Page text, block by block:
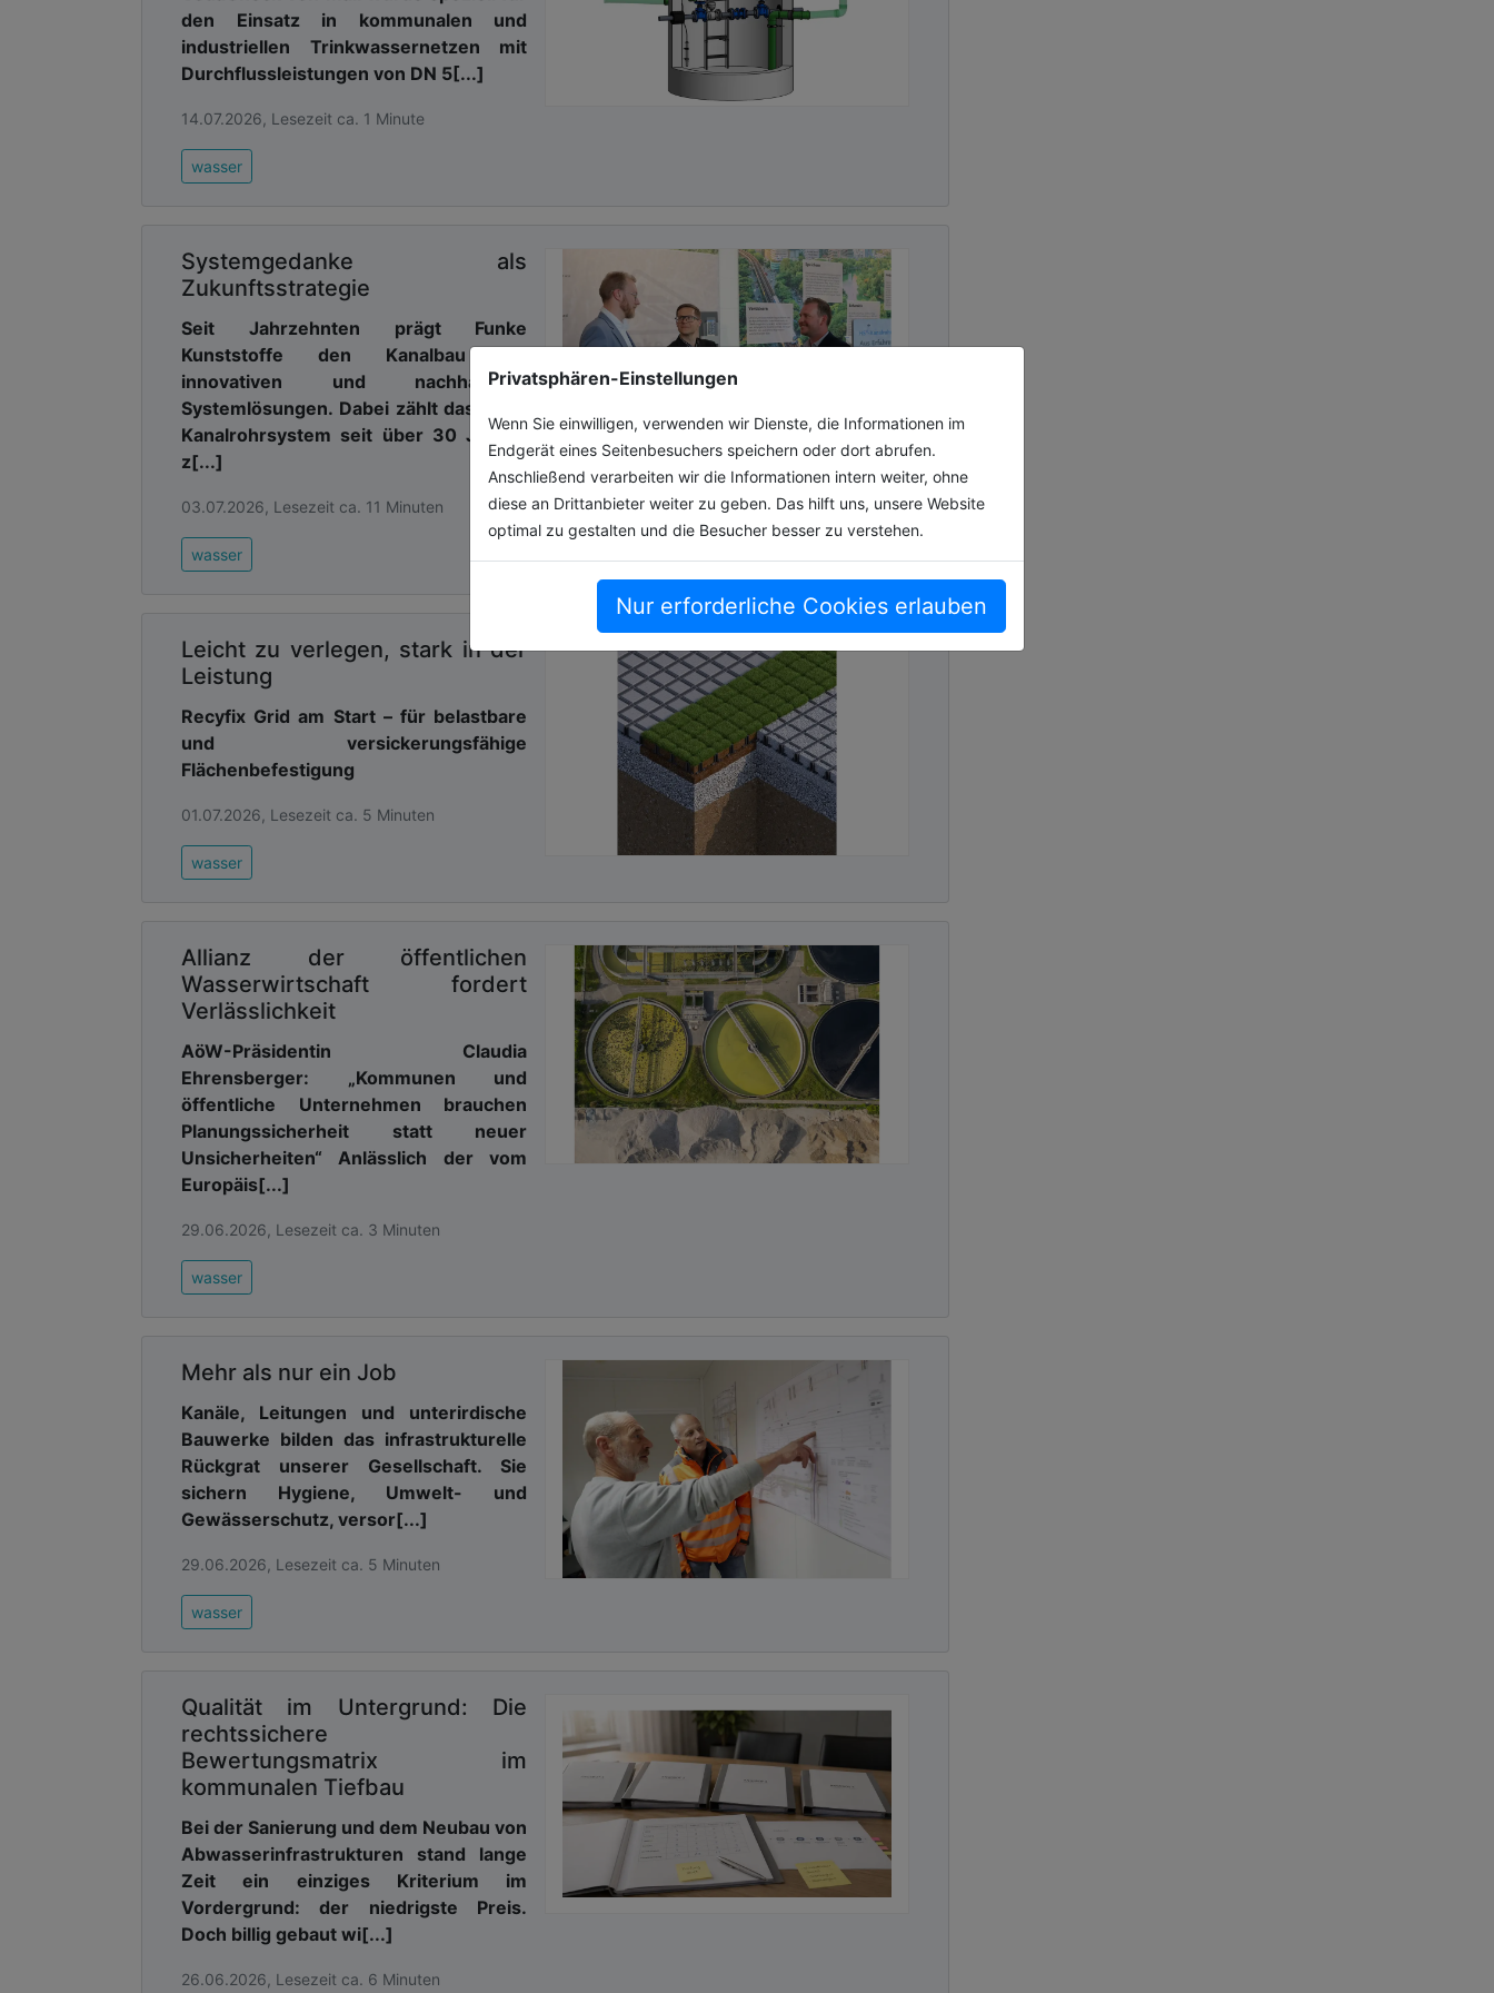
Privatsphären-Einstellungen
Wenn Sie einwilligen, verwenden wir Dienste, die Informationen im
Endgerät eines Seitenbesuchers speichern oder dort abrufen.
Anschließend verarbeiten wir die Informationen intern weiter, ohne
diese an Drittanbieter weiter zu geben. Das hilft uns, unsere Website
optimal zu gestalten und die Besucher besser zu verstehen.
Nur erforderliche Cookies erlauben
Untersuchungen nutzten Wissenschaftlerinnen und Wissenschaftler der Ruhr-
Universität Bochum die Fourier-Transformations-Infrarotspektroskopie (FTIR-
Spektroskopie), bei der Infrarotlicht mit Molekülschwingungen wechselwirkt.
Forschende der Südböhmischen Universität in Budweis und der Universität Lodz
ergänzten die Experimente durch computergestützte Molekulardynamik-Simulationen.
Filtrationsprozess bei und hilft, Nanofiltrationstechnologien künftig noch wirksamer
Phuong B. Trinh, Minh N. Nguyen, Zdenek Futera, Babak Minofar, Marco Personeni, Poul
Petersen, Andrea I. Schäfer: The role of hydration in the removal of glyphosate (GLY)
and aminomethylphosphonic acid (AMPA) by nanofiltration membranes. Nature
Communications, 2026. DOI: 10.1038/s41467-026-71492-y
Quellen / Links:
DOI: 10.1038/s41467-026-71492-y
https://www.nature.com/articles/s41467-026-71492-y
Abonnieren Sie unseren Newsletter mit Link zur kostenlosen PDF
Ausgabe der Kommunalwirtschaft!
den Einsatz in kommunalen und
industriellen Trinkwassernetzen mit
Durchflussleistungen von DN 5[...]
14.07.2026, Lesezeit ca. 1 Minute
wasser
Systemgedanke als
Zukunftsstrategie
Seit Jahrzehnten prägt Funke
Kunststoffe den Kanalbau mit
innovativen und nachhaltigen
Systemlösungen. Dabei zählt das HS®-
Kanalrohrsystem seit über 30 Jahren
z[...]
03.07.2026, Lesezeit ca. 11 Minuten
wasser
Leicht zu verlegen, stark in der
Leistung
Recyfix Grid am Start – für belastbare
und versickerungsfähige
Flächenbefestigung
01.07.2026, Lesezeit ca. 5 Minuten
wasser
Allianz der öffentlichen
Wasserwirtschaft fordert
Verlässlichkeit
AöW-Präsidentin Claudia
Ehrensberger: „Kommunen und
öffentliche Unternehmen brauchen
Planungssicherheit statt neuer
Unsicherheiten“ Anlässlich der vom
Europäis[...]
29.06.2026, Lesezeit ca. 3 Minuten
wasser
Mehr als nur ein Job
Kanäle, Leitungen und unterirdische
Bauwerke bilden das infrastrukturelle
Rückgrat unserer Gesellschaft. Sie
sichern Hygiene, Umwelt- und
Gewässerschutz, versor[...]
29.06.2026, Lesezeit ca. 5 Minuten
wasser
Qualität im Untergrund: Die
rechtssichere
Bewertungsmatrix im
kommunalen Tiefbau
Bei der Sanierung und dem Neubau von
Abwasserinfrastrukturen stand lange
Zeit ein einziges Kriterium im
Vordergrund: der niedrigste Preis.
Doch billig gebaut wi[...]
26.06.2026, Lesezeit ca. 6 Minuten